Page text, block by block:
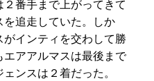
番手まで上がってきて
追走していた。しか
インティを交わして勝
アアルマスは最後まで
ンスは２着だった。